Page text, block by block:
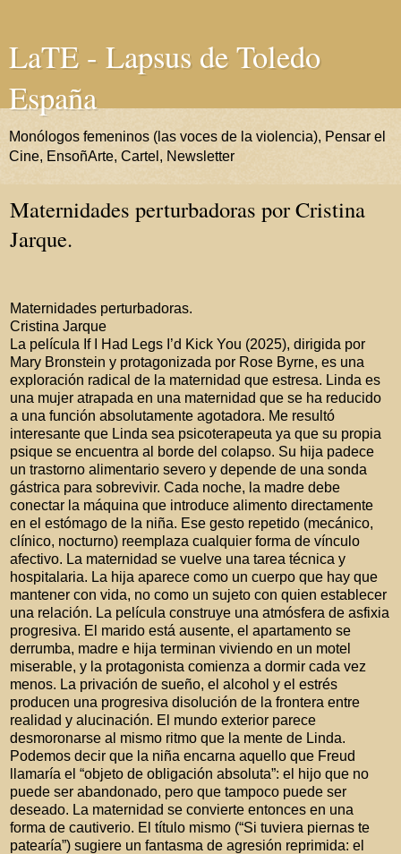
LaTE - Lapsus de Toledo
España
Monólogos femeninos (las voces de la violencia), Pensar el
Cine, EnsoñArte, Cartel, Newsletter
Maternidades perturbadoras por Cristina
Jarque.
Maternidades perturbadoras.
Cristina Jarque
La película If I Had Legs I’d Kick You (2025), dirigida por
Mary Bronstein y protagonizada por Rose Byrne, es una
exploración radical de la maternidad que estresa. Linda es
una mujer atrapada en una maternidad que se ha reducido
a una función absolutamente agotadora. Me resultó
interesante que Linda sea psicoterapeuta ya que su propia
psique se encuentra al borde del colapso. Su hija padece
un trastorno alimentario severo y depende de una sonda
gástrica para sobrevivir. Cada noche, la madre debe
conectar la máquina que introduce alimento directamente
en el estómago de la niña. Ese gesto repetido (mecánico,
clínico, nocturno) reemplaza cualquier forma de vínculo
afectivo. La maternidad se vuelve una tarea técnica y
hospitalaria. La hija aparece como un cuerpo que hay que
mantener con vida, no como un sujeto con quien establecer
una relación. La película construye una atmósfera de asfixia
progresiva. El marido está ausente, el apartamento se
derrumba, madre e hija terminan viviendo en un motel
miserable, y la protagonista comienza a dormir cada vez
menos. La privación de sueño, el alcohol y el estrés
producen una progresiva disolución de la frontera entre
realidad y alucinación. El mundo exterior parece
desmoronarse al mismo ritmo que la mente de Linda.
Podemos decir que la niña encarna aquello que Freud
llamaría el “objeto de obligación absoluta”: el hijo que no
puede ser abandonado, pero que tampoco puede ser
deseado. La maternidad se convierte entonces en una
forma de cautiverio. El título mismo (“Si tuviera piernas te
patearía”) sugiere un fantasma de agresión reprimida: el